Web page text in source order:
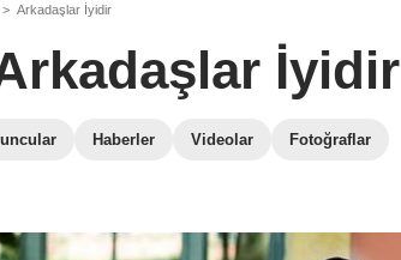
Arkadaşlar İyidir
İyidir
Haberler Videolar Fotoğraflar